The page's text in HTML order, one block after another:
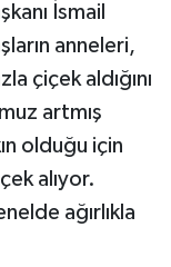
İsmail
anneleri,
çiçek aldığını
artmış
olduğu için
alıyor.
ağırlıkla